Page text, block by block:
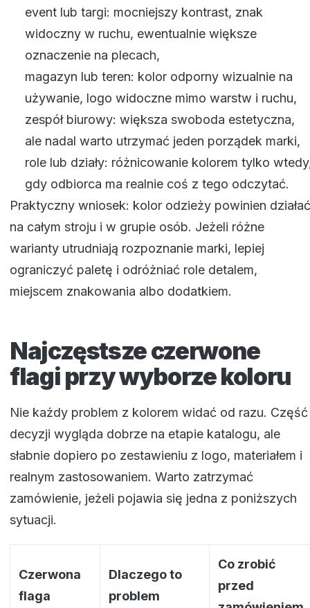
event lub targi: mocniejszy kontrast, znak
widoczny w ruchu, ewentualnie większe
oznaczenie na plecach,
magazyn lub teren: kolor odporny wizualnie na
używanie, logo widoczne mimo warstw i ruchu,
zespół biurowy: większa swoboda estetyczna,
ale nadal warto utrzymać jeden porządek marki,
role lub działy: różnicowanie kolorem tylko
gdy odbiorca ma realnie coś z tego odczytać.
Praktyczny wniosek: kolor odzieży powinien działać
na całym stroju i w grupie osób. Jeżeli różne
warianty utrudniają rozpoznanie marki, lepiej
ograniczyć paletę i odróżniać role detalem,
miejscem znakowania albo dodatkiem.
Najczęstsze czerwone
flagi przy wyborze koloru
Nie każdy problem z kolorem widać od razu. Część
decyzji wygląda dobrze na etapie katalogu, ale
słabnie dopiero po zestawieniu z logo, materiałem i
realnym zastosowaniem. Warto zatrzymać
zamówienie, jeżeli pojawia się jedna z poniższych
sytuacji.
Czerwona
flaga
Dlaczego to
problem
Co zrobić
przed